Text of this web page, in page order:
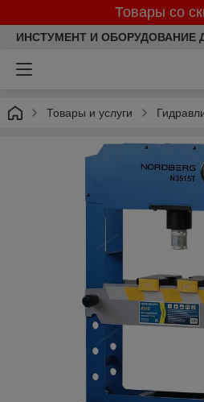
Товары со
ИНСТУМЕНТ И ОБОРУДОВАНИЕ
Товары и услуги